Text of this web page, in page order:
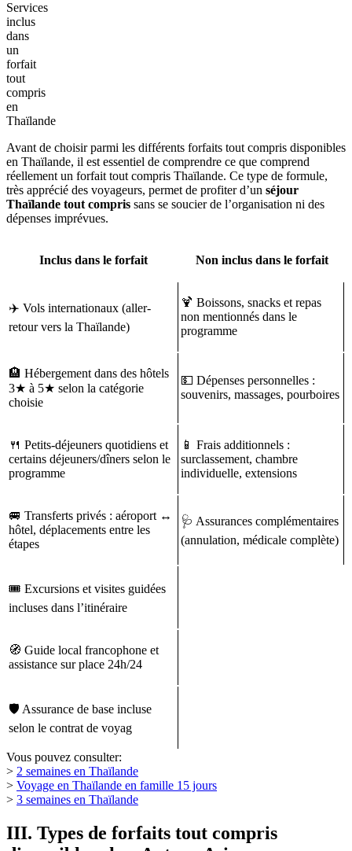
Services
inclus
dans
un
forfait
tout
compris
en
Thaïlande
Avant de choisir parmi les différents forfaits tout compris disponibles
en Thaïlande, il est essentiel de comprendre ce que comprend
réellement un forfait tout compris Thaïlande. Ce type de formule,
très apprécié des voyageurs, permet de profiter d’un séjour
Thaïlande tout compris sans se soucier de l’organisation ni des
dépenses imprévues.
Inclus dans le forfait Non inclus dans le forfait
✈️ Vols internationaux (aller-
retour vers la Thaïlande)
🍹 Boissons, snacks et repas
non mentionnés dans le
programme
🏨 Hébergement dans des hôtels
3★ à 5★ selon la catégorie
choisie
💵 Dépenses personnelles :
souvenirs, massages, pourboires
🍴 Petits-déjeuners quotidiens et
certains déjeuners/dîners selon le
programme
📱 Frais additionnels :
surclassement, chambre
individuelle, extensions
🚐 Transferts privés : aéroport ↔
hôtel, déplacements entre les
étapes
🩺 Assurances complémentaires
(annulation, médicale complète)
🎟️ Excursions et visites guidées
incluses dans l’itinéraire
🧭 Guide local francophone et
assistance sur place 24h/24
🛡️ Assurance de base incluse
selon le contrat de voyag
Vous pouvez consulter:
> 2 semaines en Thaïlande
> Voyage en Thaïlande en famille 15 jours
> 3 semaines en Thaïlande
III. Types de forfaits tout compris